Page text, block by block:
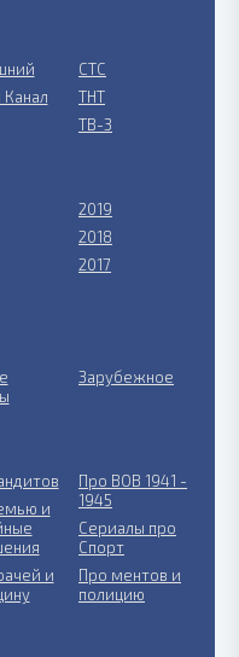
СТС
ТНТ
ТВ-3
2019
2018
2017
Зарубежное
и
и
Пpo ВОВ 1941 -
1945
Сериалы про
Спорт
Про ментов и
полицию